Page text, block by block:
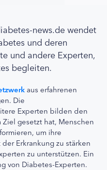
news.de wendet
und deren
und andere Experten,
begleiten.
aus erfahrenen
Die
Experten bilden den
Ziel gesetzt hat, Menschen
um ihre
Erkrankung zu stärken
zu unterstützen. Ein
von Diabetes-Experten.